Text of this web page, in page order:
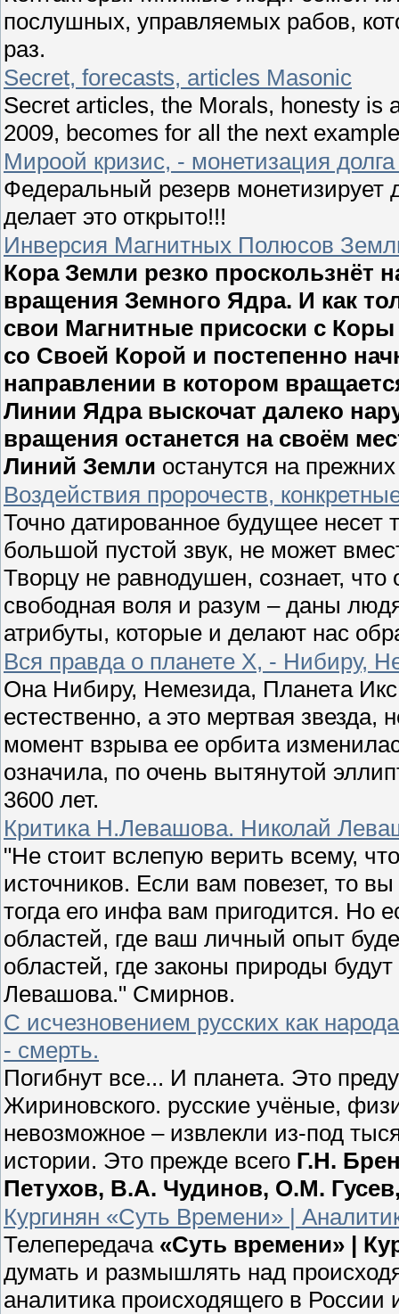
послушных, управляемых рабов,
раз.
Secret, forecasts, articles Masonic
Secret articles, the Morals, honesty is
2009, becomes for all the next
Мироой кризис, - монетизация
Федеральный резерв монетизирует
делает это открыто!!!
Инверсия Магнитных Полюсов
Кора Земли резко проскользнёт
вращения Земного Ядра. И как
свои Магнитные присоски с
со Своей Корой и постепенно
направлении в котором
Линии Ядра выскочат далеко
вращения останется на своём
Линий Земли останутся на
Воздействия пророчеств,
Точно датированное будущее несет
большой пустой звук, не может
Творцу не равнодушен, сознает,
свободная воля и разум – даны
атрибуты, которые и делают нас
Вся правда о планете Х, - Нибиру,
Она Нибиру, Немезида, Планета
естественно, а это мертвая звезда,
момент взрыва ее орбита
означила, по очень вытянутой
3600 лет.
Критика Н.Левашова. Николай
"Не стоит вслепую верить всему,
источников. Если вам повезет, то
тогда его инфа вам пригодится. Но
областей, где ваш личный опыт
областей, где законы природы
Левашова." Смирнов.
С исчезновением русских как
- смерть.
Погибнут все... И планета. Это
Жириновского. русские учёные,
невозможное – извлекли из-под
истории. Это прежде всего Г.Н.
Петухов, В.А. Чудинов, О.М.
Кургинян «Суть Времени» |
Телепередача «Суть времени» |
думать и размышлять над
аналитика происходящего в России